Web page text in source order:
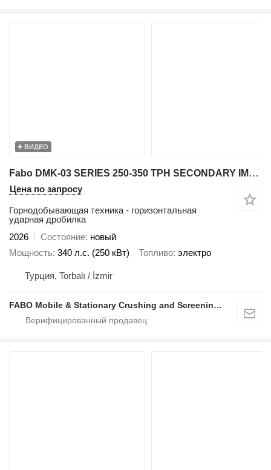
ВИДЕО
Fabo DMK-03 SERIES 250-350 TPH SECONDARY IMPACT CRUSHER
Цена по запросу
Горнодобывающая техника - горизонтальная
ударная дробилка
2026
Состояние новый
Мощность 340 л.с. (250 кВт) Топливо электро
Турция, Torbalı / İzmir
FABO Mobile & Stationary Crushing and Screening Plants | Concrete Batching Plants Manufacturer